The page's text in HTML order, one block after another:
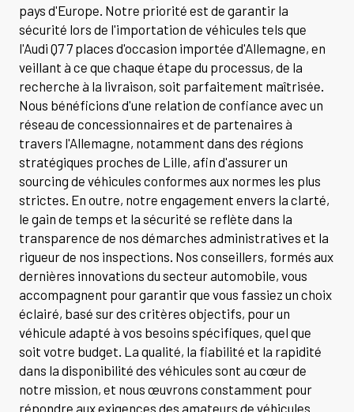
pays d'Europe. Notre priorité est de garantir la
sécurité lors de l'importation de véhicules tels que
l'Audi Q7 7 places d'occasion importée d'Allemagne, en
veillant à ce que chaque étape du processus, de la
recherche à la livraison, soit parfaitement maîtrisée.
Nous bénéficions d'une relation de confiance avec un
réseau de concessionnaires et de partenaires à
travers l'Allemagne, notamment dans des régions
stratégiques proches de Lille, afin d'assurer un
sourcing de véhicules conformes aux normes les plus
strictes. En outre, notre engagement envers la clarté,
le gain de temps et la sécurité se reflète dans la
transparence de nos démarches administratives et la
rigueur de nos inspections. Nos conseillers, formés aux
dernières innovations du secteur automobile, vous
accompagnent pour garantir que vous fassiez un choix
éclairé, basé sur des critères objectifs, pour un
véhicule adapté à vos besoins spécifiques, quel que
soit votre budget. La qualité, la fiabilité et la rapidité
dans la disponibilité des véhicules sont au cœur de
notre mission, et nous œuvrons constamment pour
répondre aux exigences des amateurs de véhicules